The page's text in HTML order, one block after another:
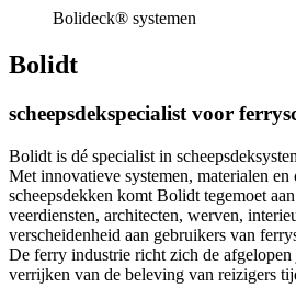
Bolideck® systemen
Bolidt
scheepsdekspecialist voor
Bolidt is dé specialist in
Met innovatieve systemen, materialen
scheepsdekken komt Bolidt tegemoet
veerdiensten, architecten, werven,
verscheidenheid aan gebruikers van
De ferry industrie richt zich de afgelopen
verrijken van de beleving van reizigers